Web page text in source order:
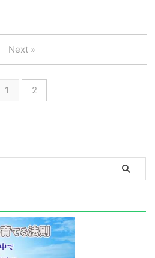
1 2
Next »